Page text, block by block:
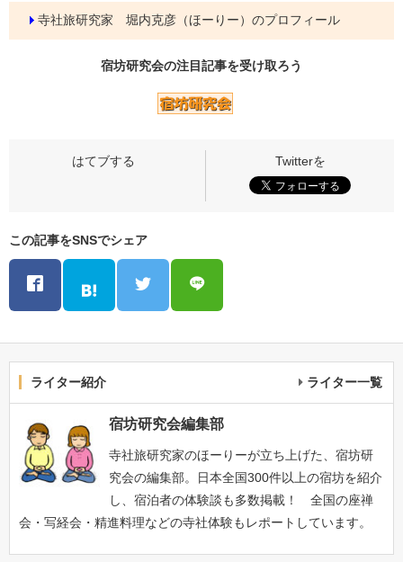
寺社旅研究家 堀内克彦（ほーりー）のプロフィール
宿坊研究会の注目記事を受け取ろう
この記事をSNSでシェア
ライター紹介 ライター一覧
宿坊研究会編集部
寺社旅研究家のほーりーが立ち上げた、宿坊研
究会の編集部。日本全国300件以上の宿坊を紹介
し、宿泊者の体験談も多数掲載！ 全国の座禅
会・写経会・精進料理などの寺社体験もレポートしています。